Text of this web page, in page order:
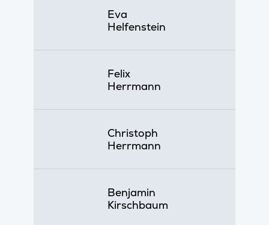
Eva
Helfenstein
Felix
Herrmann
Christoph
Herrmann
Benjamin
Kirschbaum